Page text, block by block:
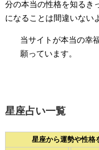
分の本当の性格を知るき
になることは間違いない
当サイトが本当の幸
願っています。
星座占い一覧
星座から運勢や性格